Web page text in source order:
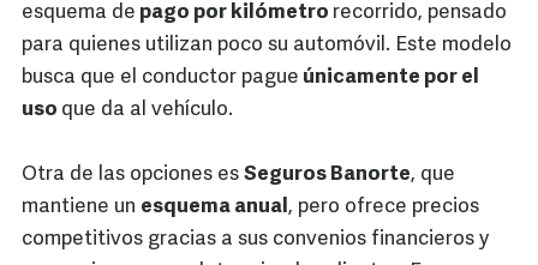
esquema de pago por kilómetro recorrido, pensado
para quienes utilizan poco su automóvil. Este modelo
busca que el conductor pague únicamente por el
uso que da al vehículo.
Otra de las opciones es Seguros Banorte, que
mantiene un esquema anual, pero ofrece precios
competitivos gracias a sus convenios financieros y